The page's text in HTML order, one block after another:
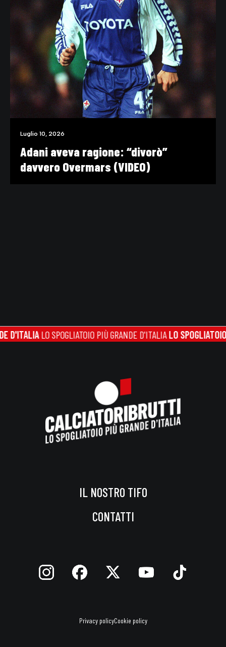
Luglio 10, 2026
Adani aveva ragione: “divorò”
davvero Overmars (VIDEO)
LO SPOGLIATOIO PIÙ GRANDE D'ITALIALO SPOGLIATOIO PIÙ
IL NOSTRO TIFO
CONTATTI
Privacy policyCookie policy